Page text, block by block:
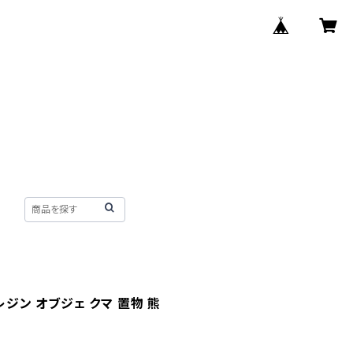
ジン オブジェ クマ 置物 熊